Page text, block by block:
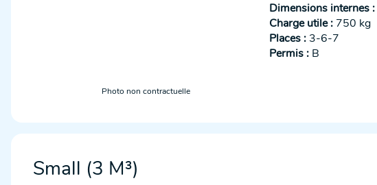
Photo non contractuelle
Dimensions internes :
Charge utile : 750 kg
Places : 3-6-7
Permis : B
Small (3 M³)